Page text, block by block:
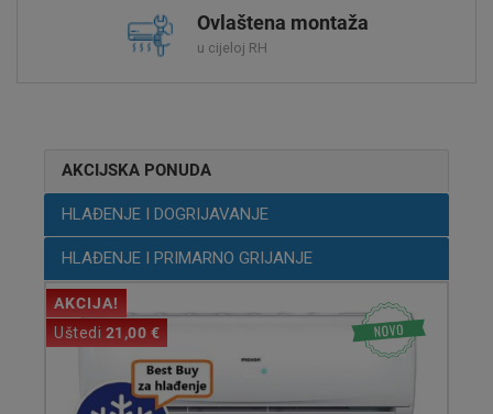
Ovlaštena montaža
u cijeloj RH
AKCIJSKA PONUDA
HLAĐENJE I DOGRIJAVANJE
HLAĐENJE I PRIMARNO GRIJANJE
AKCIJA!
Uštedi 72,00 €